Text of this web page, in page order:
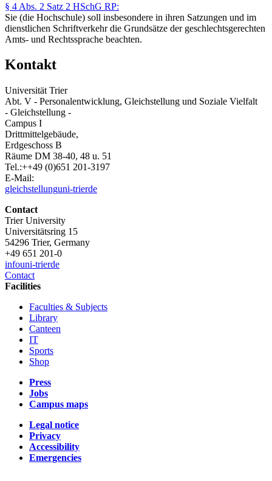
§ 4 Abs. 2 Satz 2 HSchG RP:
Sie (die Hochschule) soll insbesondere in ihren Satzungen und im
dienstlichen Schriftverkehr die Grundsätze der geschlechtsgerechten
Amts- und Rechtssprache beachten.
Kontakt
Universität Trier
Abt. V - Personalentwicklung, Gleichstellung und Soziale Vielfalt
- Gleichstellung -
Campus I
Drittmittelgebäude,
Erdgeschoss B
Räume DM 38-40, 48 u. 51
Tel.:++49 (0)651 201-3197
E-Mail:
gleichstellunguni-trierde
Contact
Trier University
Universitätsring 15
54296 Trier, Germany
+49 651 201-0
infouni-trierde
Contact
Facilities
Faculties & Subjects
Library
Canteen
IT
Sports
Shop
Press
Jobs
Campus maps
Legal notice
Privacy
Accessibility
Emergencies